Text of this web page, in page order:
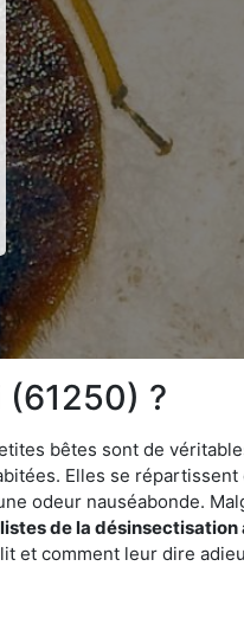
(61250) ?
bêtes sont de
Elles se
odeur nauséabonde.
de la désinsectisation
et comment leur dire